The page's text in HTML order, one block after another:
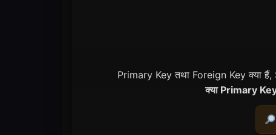
Primary Key तथा Foreign Key क्या हैं,
क्या Primary